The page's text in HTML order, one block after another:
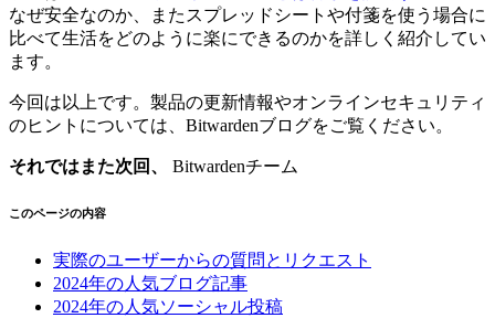
なぜ安全なのか、またスプレッドシートや付箋を使う場合に
比べて生活をどのように楽にできるのかを詳しく紹介してい
ます。
今回は以上です。製品の更新情報やオンラインセキュリティ
のヒントについては、Bitwardenブログをご覧ください。
それではまた次回、 Bitwardenチーム
このページの内容
実際のユーザーからの質問とリクエスト
2024年の人気ブログ記事
2024年の人気ソーシャル投稿